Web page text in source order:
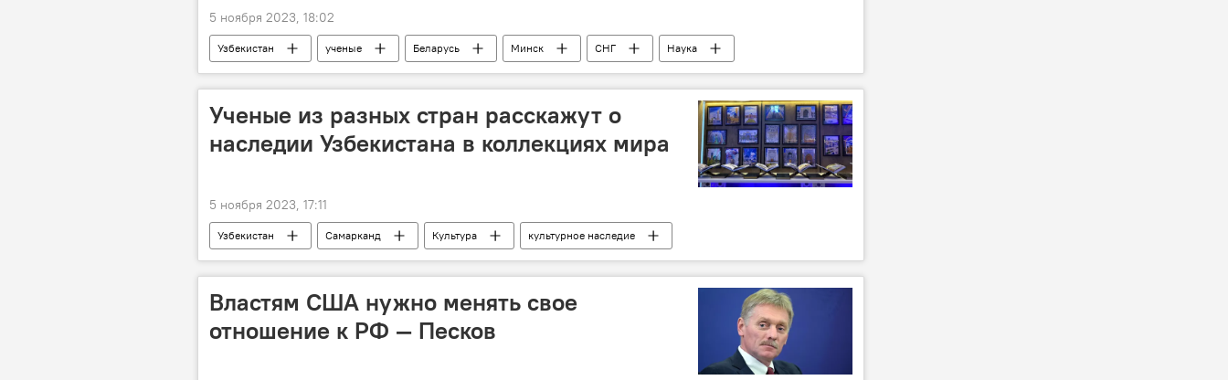
5 ноября 2023, 18:02
Узбекистан ученые Беларусь Минск СНГ
Наука
узбекский язык
Ученые из разных стран расскажут о
наследии Узбекистана в коллекциях мира
5 ноября 2023, 17:11
Узбекистан Самарканд Культура культурное наследие
Властям США нужно менять свое
отношение к РФ — Песков